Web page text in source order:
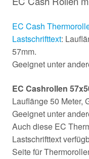
EC Cash
Lastschrifttext:
57mm.
Geeignet unter
EC Cashrollen
Lauflänge 50 Meter,
Geeignet unter
Auch diese EC
Lastschrifttext
Seite für